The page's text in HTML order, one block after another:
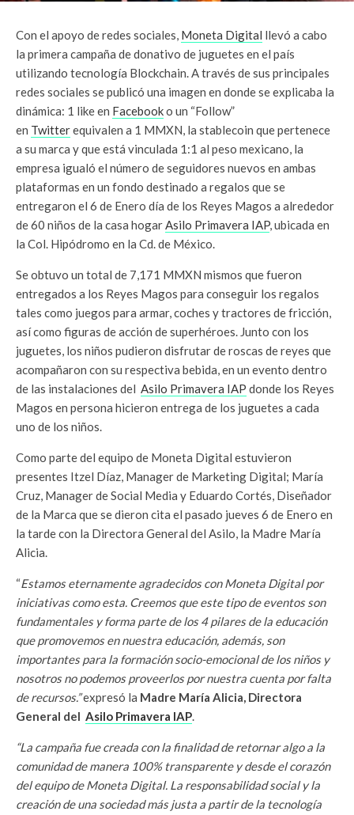
Con el apoyo de redes sociales, Moneta Digital llevó a cabo
la primera campaña de donativo de juguetes en el país
utilizando tecnología Blockchain. A través de sus principales
redes sociales se publicó una imagen en donde se explicaba la
dinámica: 1 like en Facebooko un “Follow”
en Twitterequivalen a 1 MMXN, la stablecoin que pertenece
a su marca y que está vinculada 1:1 al peso mexicano, la
empresa igualó el número de seguidores nuevos en ambas
plataformas en un fondo destinado a regalos que se
entregaron el 6 de Enero día de los Reyes Magos a alrededor
de 60 niños de la casa hogarAsilo Primavera IAP, ubicada en
la Col. Hipódromo en la Cd. de México.
Se obtuvo un total de 7,171 MMXN mismos que fueron
entregados a los Reyes Magos para conseguir los regalos
tales como juegos para armar, coches y tractores de fricción,
así como figuras de acción de superhéroes. Junto con los
juguetes, los niños pudieron disfrutar de roscas de reyes que
acompañaron con su respectiva bebida, en un evento dentro
de las instalaciones del Asilo Primavera IAP donde los Reyes
Magos en persona hicieron entrega de los juguetes a cada
uno de los niños.
Como parte del equipo de Moneta Digital estuvieron
presentes Itzel Díaz, Manager de Marketing Digital; María
Cruz, Manager de Social Media y Eduardo Cortés, Diseñador
de la Marca que se dieron cita el pasado jueves 6 de Enero en
la tarde con la Directora General del Asilo, la Madre María
Alicia.
“Estamos eternamente agradecidos con Moneta Digital por
iniciativas como esta. Creemos que este tipo de eventos son
fundamentales y forma parte de los 4 pilares de la educación
que promovemos en nuestra educación, además, son
importantes para la formación socio-emocional de los niños y
nosotros no podemos proveerlos por nuestra cuenta por falta
de recursos.”expresó la Madre María Alicia, Directora
General del Asilo Primavera IAP.
“La campaña fue creada con la finalidad de retornar algo a la
comunidad de manera 100% transparente y desde el corazón
del equipo de Moneta Digital. La responsabilidad social y la
creación de una sociedad más justa a partir de la tecnología